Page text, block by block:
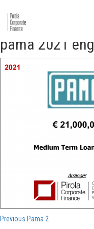
pama 2021 eng
Navigazione
Previous Previous
Pama 2